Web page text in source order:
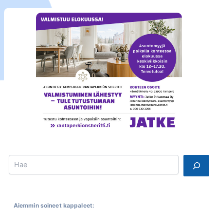
Search
Aiemmin soineet kappaleet: